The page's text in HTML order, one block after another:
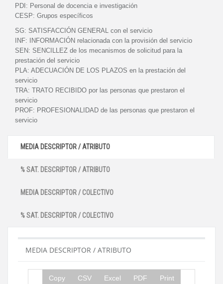
PDI: Personal de docencia e investigación
CESP: Grupos específicos
SG: SATISFACCIÓN GENERAL con el servicio
INF:
INFORMACIÓN relacionada con la provisión del servicio
SEN: SENCILLEZ de los mecanismos de solicitud para la
prestación del servicio
PLA: ADECUACIÓN DE LOS PLAZOS en la prestación del
servicio
TRA: TRATO RECIBIDO por las personas que prestaron el
servicio
PROF: PROFESIONALIDAD de las personas que prestaron el
servicio
MEDIA DESCRIPTOR / ATRIBUTO
% SAT. DESCRIPTOR / ATRIBUTO
MEDIA DESCRIPTOR / COLECTIVO
% SAT. DESCRIPTOR / COLECTIVO
MEDIA DESCRIPTOR / ATRIBUTO
Copy CSV Excel PDF Print